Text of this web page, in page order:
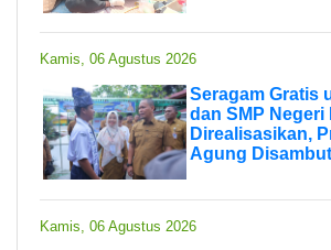
Kamis, 06 Agustus 2026
Seragam Gratis
dan SMP Negeri
Direalisasikan,
Agung
Kamis, 06 Agustus 2026